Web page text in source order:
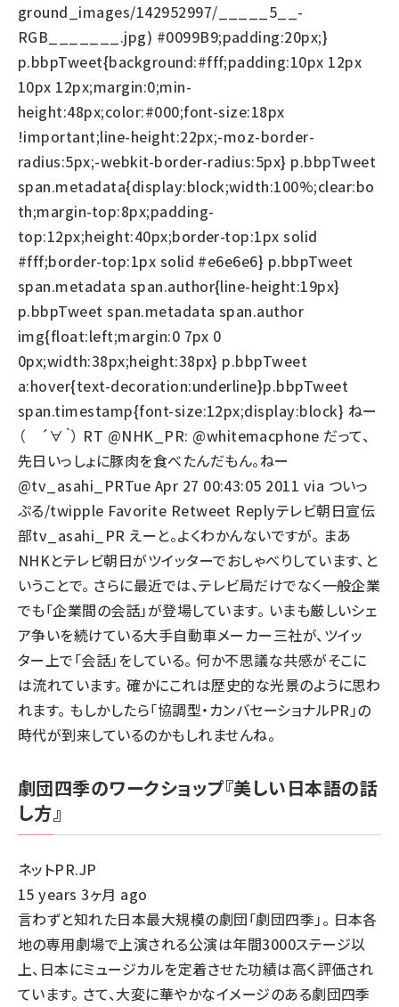
ground_images/142952997/_____5__-
RGB_______.jpg) #0099B9;padding:20px;}
p.bbpTweet{background:#fff;padding:10px 12px
10px 12px;margin:0;min-
height:48px;color:#000;font-size:18px
!important;line-height:22px;-moz-border-
radius:5px;-webkit-border-radius:5px} p.bbpTweet
span.metadata{display:block;width:100%;clear:bo
th;margin-top:8px;padding-
top:12px;height:40px;border-top:1px solid
#fff;border-top:1px solid #e6e6e6} p.bbpTweet
span.metadata span.author{line-height:19px}
p.bbpTweet span.metadata span.author
img{float:left;margin:0 7px 0
0px;width:38px;height:38px} p.bbpTweet
a:hover{text-decoration:underline}p.bbpTweet
span.timestamp{font-size:12px;display:block} ねー
（ ´∀｀） RT @NHK_PR: @whitemacphone だって、
先日いっしょに豚肉を食べたんだもん。ねー
@tv_asahi_PRTue Apr 27 00:43:05 2011 via ついっ
ぷる/twipple Favorite Retweet Replyテレビ朝日宣伝
部tv_asahi_PR えーと。よくわかんないですが。 まあ
NHKとテレビ朝日がツイッターでおしゃべりしています、と
いうことで。 さらに最近では、テレビ局だけでなく一般企業
でも「企業間の会話」が登場しています。 いまも厳しいシェ
ア争いを続けている大手自動車メーカー三社が、ツイッ
ター上で「会話」をしている。 何か不思議な共感がそこに
は流れています。 確かにこれは歴史的な光景のように思わ
れます。 もしかしたら「協調型・カンバセーショナルPR」の
時代が到来しているのかもしれませんね。
劇団四季のワークショップ『美しい日本語の話
し方』
ネットPR.JP
15 years 3ヶ月 ago
言わずと知れた日本最大規模の劇団「劇団四季」。 日本各
地の専用劇場で上演される公演は年間3000ステージ以
上、日本にミュージカルを定着させた功績は高く評価され
ています。 さて、大変に華やかなイメージのある劇団四季